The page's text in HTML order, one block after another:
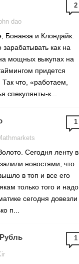
dao
и Клондайк.
как на
мощных выкупах на
придется
что, «работаем,
спекулянты-к...
2
Сегодня ленту в
новостями, что
в топ и все его
только того и надо.
сегодня довезли
п...
1
1